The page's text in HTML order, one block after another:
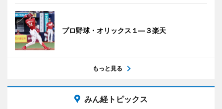
プロ野球・オリックス１―３楽天
もっと見る
みん経トピックス